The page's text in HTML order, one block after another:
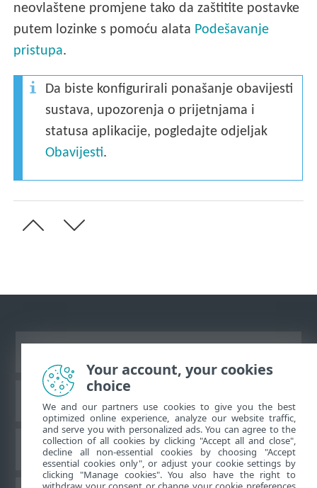
neovlaštene promjene tako da zaštitite postavke
putem lozinke s pomoću alata Podešavanje
pristupa.
Da biste konfigurirali ponašanje obavijesti
sustava, upozorenja o prijetnjama i
statusa aplikacije, pogledajte odjeljak
Obavijesti.
ESET-ova baza znanja
ESET-ov forum
Your account, your cookies
choice
We and our partners use cookies to give you the best
optimized online experience, analyze our website traffic,
and serve you with personalized ads. You can agree to the
collection of all cookies by clicking "Accept all and close",
decline all non-essential cookies by choosing "Accept
essential cookies only", or adjust your cookie settings by
clicking "Manage cookies". You also have the right to